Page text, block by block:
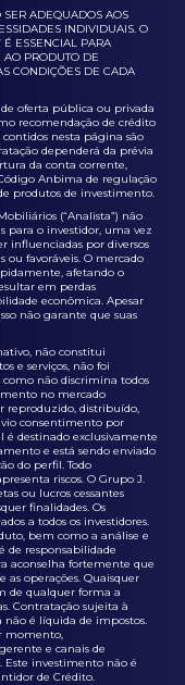
ADEQUADOS AOS
INDIVIDUAIS. O
ESSENCIAL PARA
PRODUTO DE
CONDIÇÕES DE CADA
oferta pública ou privada
recomendação de crédito
nesta página são
dependerá da prévia
da conta corrente,
Anbima de regulação
produtos de investimento.
(“Analista”) não
para o investidor, uma vez
influenciadas por diversos
ou favoráveis. O mercado
afetando o
em perdas
econômica. Apesar
não garante que suas
não constitui
e serviços, não foi
não discrimina todos
no mercado
reproduzido, distribuído,
consentimento por
é destinado exclusivamente
e está sendo enviado
do perfil. Todo
riscos. O Grupo J.
ou lucros cessantes
finalidades. Os
a todos os investidores.
bem como a análise e
de responsabilidade
aconselha fortemente que
operações. Quaisquer
de qualquer forma a
Contratação sujeita à
é líquida de impostos.
momento,
e canais de
Este investimento não é
de Crédito.